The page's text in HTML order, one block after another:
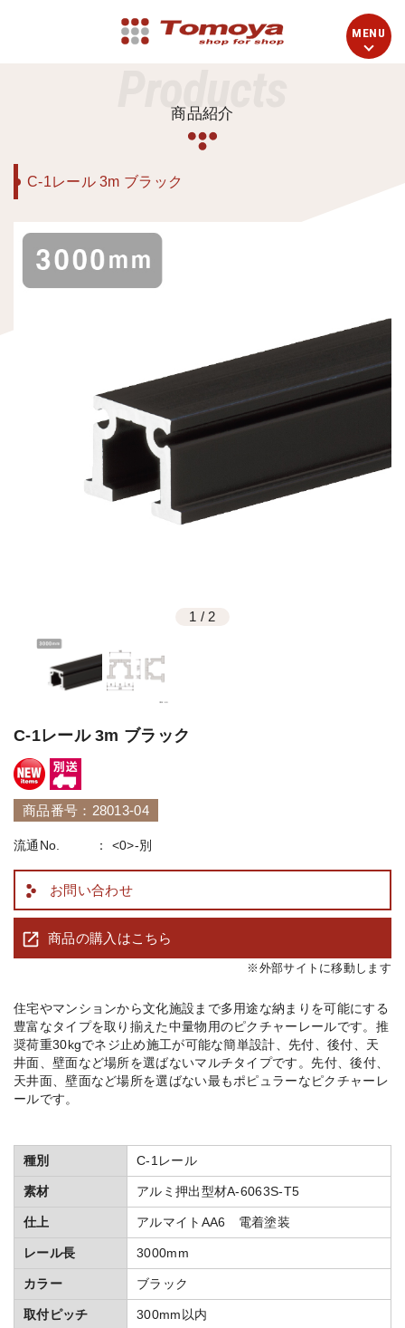
Products
商品紹介
C-1レール 3m ブラック
1 / 2
C-1レール 3m ブラック
商品番号：28013-04
流通No. <0>-別
お問い合わせ
商品の購入はこちら
※外部サイトに移動します
住宅やマンションから文化施設まで多用途な納まりを可能にする
豊富なタイプを取り揃えた中量物用のピクチャーレールです。 推
奨荷重30kgでネジ止め施工が可能な簡単設計、先付、後付、天
井面、壁面など場所を選ばないマルチタイプです。 先付、後付、
天井面、壁面など場所を選ばない最もポピュラーなピクチャーレ
ールです。
種別 C-1レール
素材 アルミ押出型材A-6063S-T5
仕上 アルマイトAA6 電着塗装
レール長 3000mm
カラー ブラック
取付ピッチ 300mm以内